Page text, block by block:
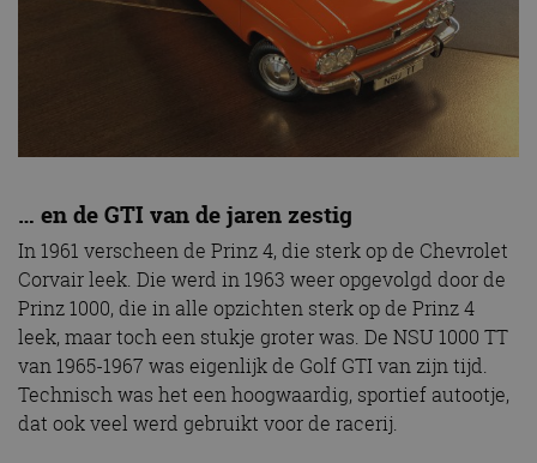
… en de GTI van de jaren zestig
In 1961 verscheen de Prinz 4, die sterk op de Chevrolet
Corvair leek. Die werd in 1963 weer opgevolgd door de
Prinz 1000, die in alle opzichten sterk op de Prinz 4
leek, maar toch een stukje groter was. De NSU 1000 TT
van 1965-1967 was eigenlijk de Golf GTI van zijn tijd.
Technisch was het een hoogwaardig, sportief autootje,
dat ook veel werd gebruikt voor de racerij.